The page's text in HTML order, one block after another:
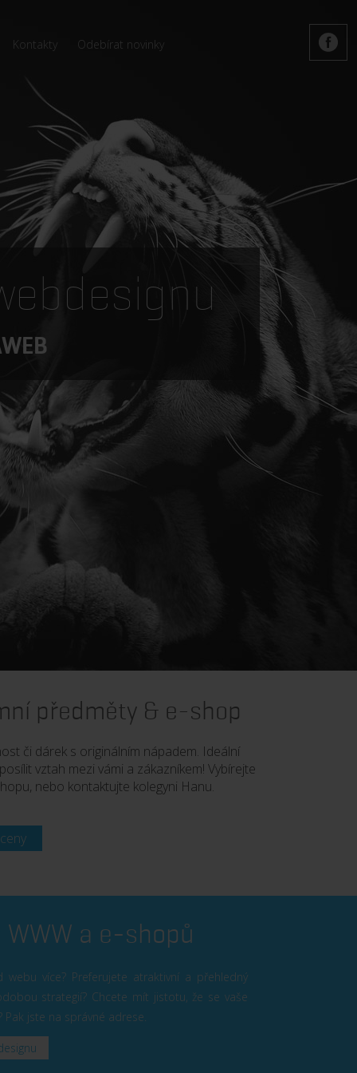
Kontakty Odebírat novinky
předměty & e-shop
či dárek s originálním nápadem. Ideální
vztah mezi vámi a zákazníkem! Vybírejte
nebo kontaktujte kolegyni Hanu.
WWW a e-shopů
webu více? Preferujete atraktivní a přehledný
strategií? Chcete mít jistotu, že se vaše
Pak jste na správné adrese.